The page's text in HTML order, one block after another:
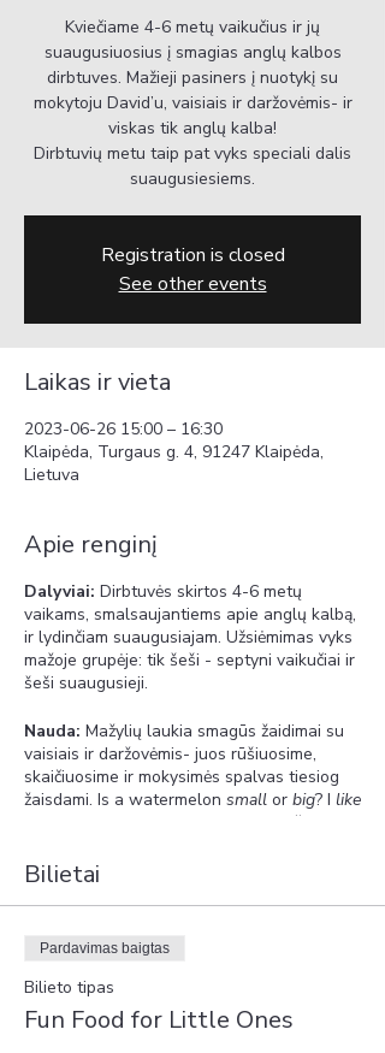
Kviečiame 4-6 metų vaikučius ir jų
suaugusiuosius į smagias anglų kalbos
dirbtuves. Mažieji pasiners į nuotykį su
mokytoju David’u, vaisiais ir daržovėmis- ir
viskas tik anglų kalba!
Dirbtuvių metu taip pat vyks speciali dalis
suaugusiesiems.
Registration is closed
See other events
Laikas ir vieta
2023-06-26 15:00 – 16:30
Klaipėda, Turgaus g. 4, 91247 Klaipėda,
Lietuva
Apie renginį
Dalyviai: Dirbtuvės skirtos 4-6 metų
vaikams, smalsaujantiems apie anglų kalbą,
ir lydinčiam suaugusiajam. Užsiėmimas vyks
mažoje grupėje: tik šeši - septyni vaikučiai ir
šeši suaugusieji.
Nauda: Mažylių laukia smagūs žaidimai su
vaisiais ir daržovėmis- juos rūšiuosime,
skaičiuosime ir mokysimės spalvas tiesiog
žaisdami. Is a watermelon small or big? I like
carrots? Vaikučiai
išsirinks savo mėgstamiausią vaisių ir
lengvai įtraukti anglų kalbos mokymąsi į
kasdienę rutiną, bei naujausiomis
moklsininkų įžvalgomis apie kalbų mokymosi
anktyvame amžiuje privalumus.
Užsiėmimas mažiesiems- dviejų dalių,
Bilietai
Pardavimas baigtas
Bilieto tipas
Fun Food for Little Ones